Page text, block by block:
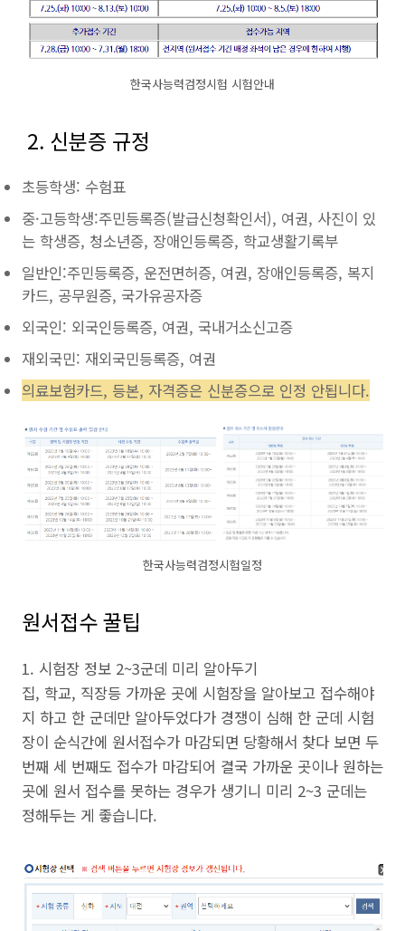
한국사능력검정시험 시험안내
2. 신분증 규정
초등학생: 수험표
중·고등학생:주민등록증(발급신청확인서), 여권, 사진이 있
는 학생증, 청소년증, 장애인등록증, 학교생활기록부
일반인:주민등록증, 운전면허증, 여권, 장애인등록증, 복지
카드, 공무원증, 국가유공자증
외국인: 외국인등록증, 여권, 국내거소신고증
재외국민: 재외국민등록증, 여권
의료보험카드, 등본, 자격증은 신분증으로 인정 안됩니다.
한국사능력검정시험일정
원서접수 꿀팁
1. 시험장 정보 2~3군데 미리 알아두기
집, 학교, 직장등 가까운 곳에 시험장을 알아보고 접수해야
지 하고 한 군데만 알아두었다가 경쟁이 심해 한 군데 시험
장이 순식간에 원서접수가 마감되면 당황해서 찾다 보면 두
번째 세 번째도 접수가 마감되어 결국 가까운 곳이나 원하는
곳에 원서 접수를 못하는 경우가 생기니 미리 2~3 군데는
정해두는 게 좋습니다.